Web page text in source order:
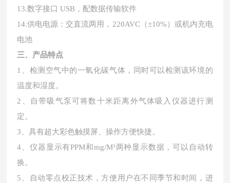
13.数字接口 USB，配数据传输软件
14.供电电源：交直流两用， 220AVC（±10%）或机内充电
电池
三、 产品特点
1、检测空气中的一氧化碳气体，同时可以检测该环境的
温度和湿度。
2、自带吸气泵可将数十米距离外气体吸入仪器进行测
定。
3、具有超大彩色触摸屏、操作方便快捷。
4、仪器显示有PPM和mg/M³两种显示数据，可以自动转
换。
5、自动零点校正技术，方便用户在不同季节和时间，进